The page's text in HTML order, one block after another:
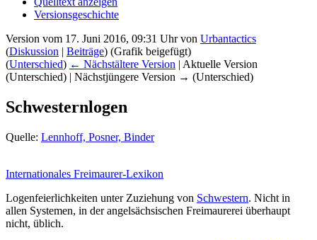
Versionsgeschichte
Version vom 17. Juni 2016, 09:31 Uhr von Urbantactics
(Diskussion | Beiträge) (Grafik beigefügt)
(Unterschied) ← Nächstältere Version | Aktuelle Version
(Unterschied) | Nächstjüngere Version → (Unterschied)
Schwesternlogen
Quelle: Lennhoff, Posner, Binder
Internationales Freimaurer-Lexikon
Logenfeierlichkeiten unter Zuziehung von Schwestern. Nicht in
allen Systemen, in der angelsächsischen Freimaurerei überhaupt
nicht, üblich.